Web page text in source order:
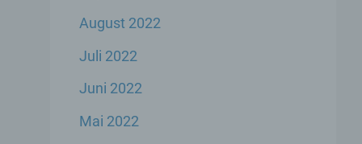
August 2022
Juli 2022
Juni 2022
Mai 2022